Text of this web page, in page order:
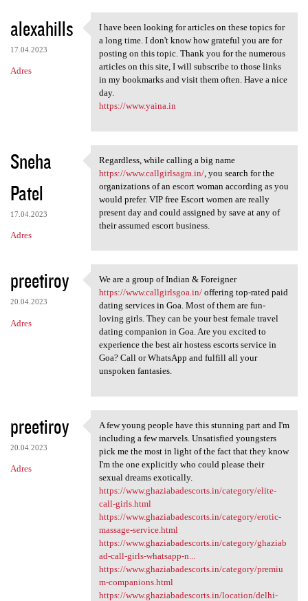
alexahills
17.04.2023
Adres
I have been looking for
I have been looking for articles on these topics for
a long time. I don't know how grateful you are for
posting on this topic. Thank you for the numerous
articles on this site, I will subscribe to those links
in my bookmarks and visit them often. Have a nice
day.
https://www.yaina.in
Sneha
Patel
17.04.2023
Adres
Regardless, while calling a
Regardless, while calling a big name
https://www.callgirlsagra.in/, you search for the
organizations of an escort woman according as you
would prefer. VIP free Escort women are really
present day and could assigned by save at any of
their assumed escort business.
preetiroy
20.04.2023
Adres
We are a group of Indian &
We are a group of Indian & Foreigner
https://www.callgirlsgoa.in/offering top-rated paid
dating services in Goa. Most of them are fun-
loving girls. They can be your best female travel
dating companion in Goa. Are you excited to
experience the best air hostess escorts service in
Goa? Call or WhatsApp and fulfill all your
unspoken fantasies.
preetiroy
20.04.2023
Adres
A few young people have this
A few young people have this stunning part and I'm
including a few marvels. Unsatisfied youngsters
pick me the most in light of the fact that they know
I'm the one explicitly who could please their
sexual dreams exotically.
https://www.ghaziabadescorts.in/category/elite-
call-girls.html
https://www.ghaziabadescorts.in/category/erotic-
massage-service.html
https://www.ghaziabadescorts.in/category/ghaziab
ad-call-girls-whatsapp-n...
https://www.ghaziabadescorts.in/category/premiu
m-companions.html
https://www.ghaziabadescorts.in/location/delhi-